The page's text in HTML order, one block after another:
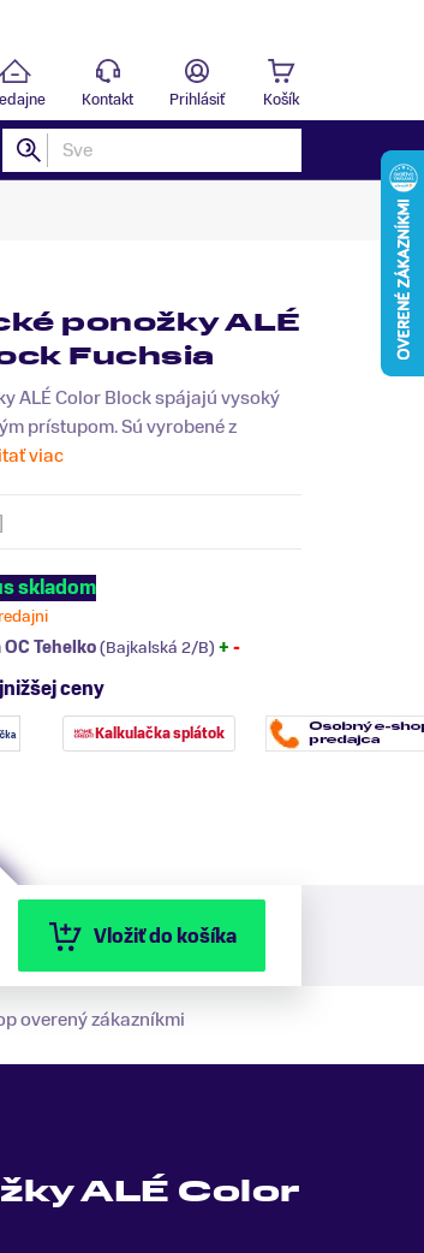
Kontakt Prihlásiť Košík
ponožky ALÉ
Fuchsia
ALÉ Color Block spájajú vysoký
prístupom. Sú vyrobené z
viac
skladom
Tehelko(Bajkalská 2/B) + -
ceny
Kalkulačka splátok
Vložiť do košíka
overený zákazníkmi
ALÉ Color